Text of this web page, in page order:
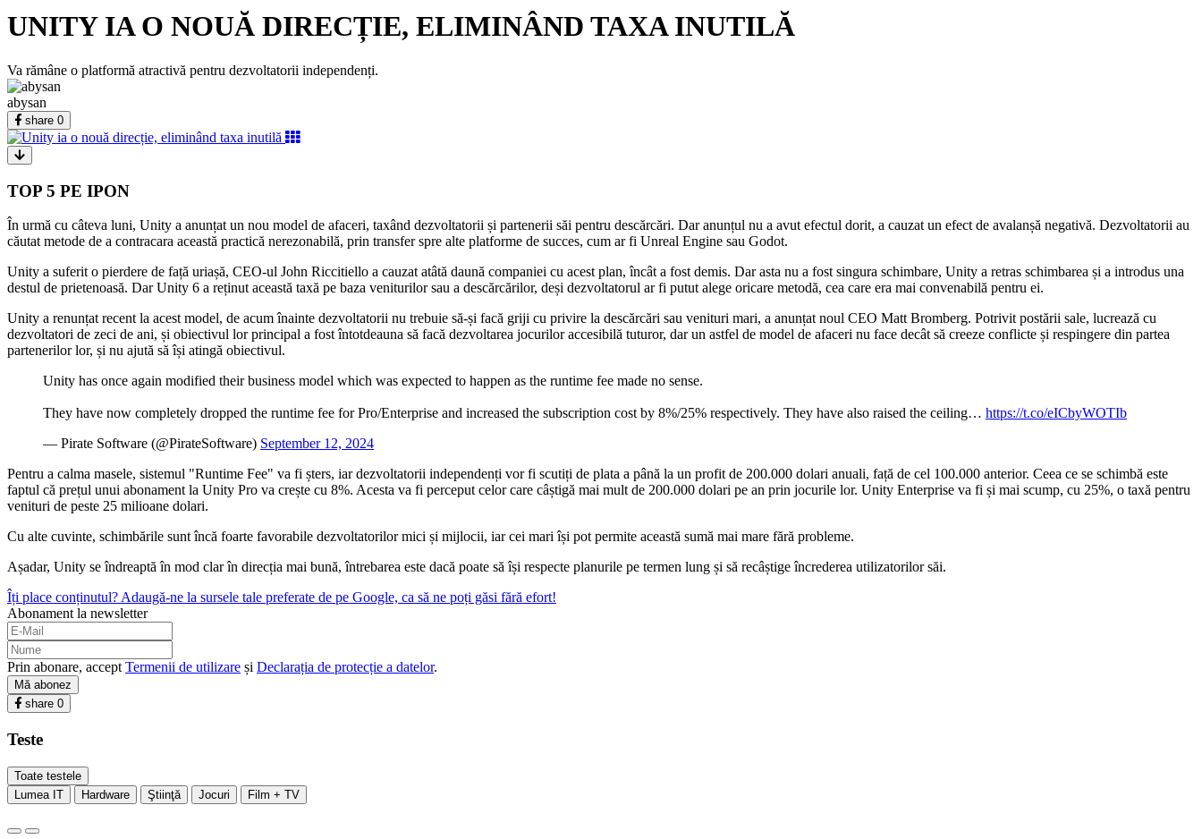
UNITY IA O NOUĂ DIRECȚIE, ELIMINÂND TAXA INUTILĂ
Va rămâne o platformă atractivă pentru dezvoltatorii independenți.
abysan
share 0
TOP 5 PE IPON
În urmă cu câteva luni, Unity a anunțat un nou model de afaceri, taxând dezvoltatorii și partenerii săi pentru descărcări. Dar anunțul nu a avut efectul dorit, a cauzat un efect de avalanșă negativă. Dezvoltatorii au
căutat metode de a contracara această practică nerezonabilă, prin transfer spre alte platforme de succes, cum ar fi Unreal Engine sau Godot.
Unity a suferit o pierdere de față uriașă, CEO-ul John Riccitiello a cauzat atâtă daună companiei cu acest plan, încât a fost demis. Dar asta nu a fost singura schimbare, Unity a retras schimbarea și a introdus una
destul de prietenoasă. Dar Unity 6 a reținut această taxă pe baza veniturilor sau a descărcărilor, deși dezvoltatorul ar fi putut alege oricare metodă, cea care era mai convenabilă pentru ei.
Unity a renunțat recent la acest model, de acum înainte dezvoltatorii nu trebuie să-și facă griji cu privire la descărcări sau venituri mari, a anunțat noul CEO Matt Bromberg. Potrivit postării sale, lucrează cu
dezvoltatori de zeci de ani, și obiectivul lor principal a fost întotdeauna să facă dezvoltarea jocurilor accesibilă tuturor, dar un astfel de model de afaceri nu face decât să creeze conflicte și respingere din partea
partenerilor lor, și nu ajută să își atingă obiectivul.
Unity has once again modified their business model which was expected to happen as the runtime fee made no sense.
They have now completely dropped the runtime fee for Pro/Enterprise and increased the subscription cost by 8%/25% respectively. They have also raised the ceiling… https://t.co/eICbyWOTIb
— Pirate Software (@PirateSoftware) September 12, 2024
Pentru a calma masele, sistemul "Runtime Fee" va fi șters, iar dezvoltatorii independenți vor fi scutiți de plata a până la un profit de 200.000 dolari anuali, față de cel 100.000 anterior. Ceea ce se schimbă este
faptul că prețul unui abonament la Unity Pro va crește cu 8%. Acesta va fi perceput celor care câștigă mai mult de 200.000 dolari pe an prin jocurile lor. Unity Enterprise va fi și mai scump, cu 25%, o taxă pentru
venituri de peste 25 milioane dolari.
Cu alte cuvinte, schimbările sunt încă foarte favorabile dezvoltatorilor mici și mijlocii, iar cei mari își pot permite această sumă mai mare fără probleme.
Așadar, Unity se îndreaptă în mod clar în direcția mai bună, întrebarea este dacă poate să își respecte planurile pe termen lung și să recâștige încrederea utilizatorilor săi.
Îți place conținutul? Adaugă-ne la sursele tale preferate de pe Google, ca să ne poți găsi fără efort!
Abonament la newsletter
Prin abonare, accept Termenii de utilizare și Declarația de protecție a datelor.
Mă abonez
share 0
Teste
Toate testele
Lumea IT
Hardware Ştiinţă Jocuri Film + TV